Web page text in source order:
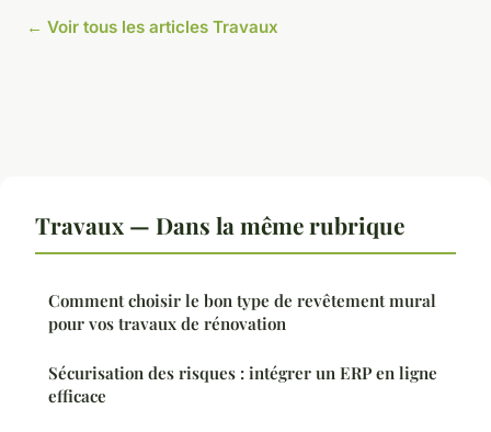
← Voir tous les articles Travaux
Travaux — Dans la même rubrique
Comment choisir le bon type de revêtement mural
pour vos travaux de rénovation
Sécurisation des risques : intégrer un ERP en ligne
efficace